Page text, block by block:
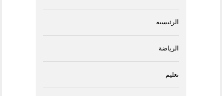
الرئيسية
الرياضة
تعليم